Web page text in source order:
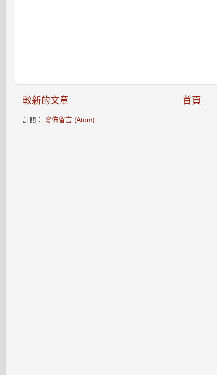
較新的文章 首頁
訂閱：發佈留言 (Atom)